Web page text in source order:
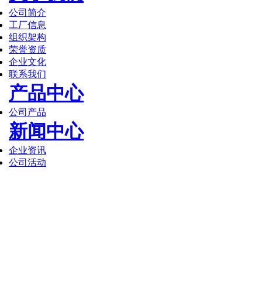
公司简介
工厂信息
组织架构
荣誉资质
企业文化
联系我们
产品中心
公司产品
新闻中心
企业资讯
公司活动